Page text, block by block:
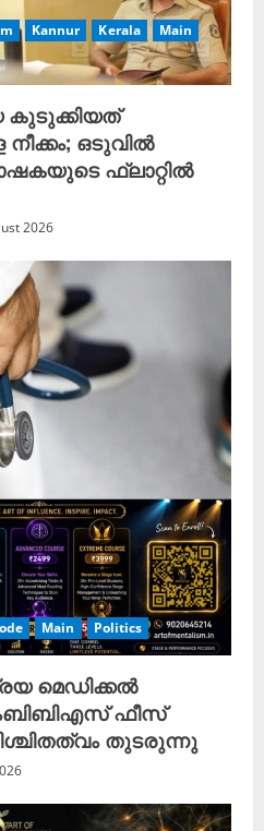
Kannur Kerala
Main
ഒടുവിൽ
ഫ്ലാറ്റിൽ
2026
Main Politics
മെഡിക്കൽ
ഫീസ്
തുടരുന്നു